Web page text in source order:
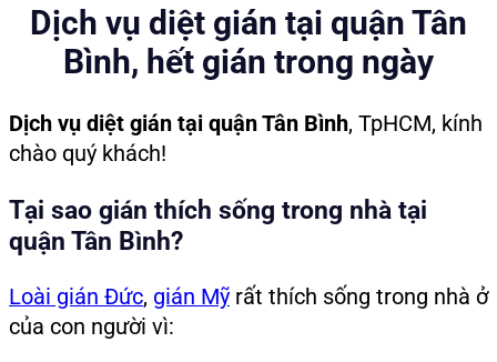
Dịch vụ diệt gián tại quận Tân
Bình, hết gián trong ngày
Dịch vụ diệt gián tại quận Tân Bình, TpHCM, kính
chào quý khách!
Tại sao gián thích sống trong nhà tại
quận Tân Bình?
Loài gián Đức, gián Mỹ rất thích sống trong nhà ở
của con người vì: